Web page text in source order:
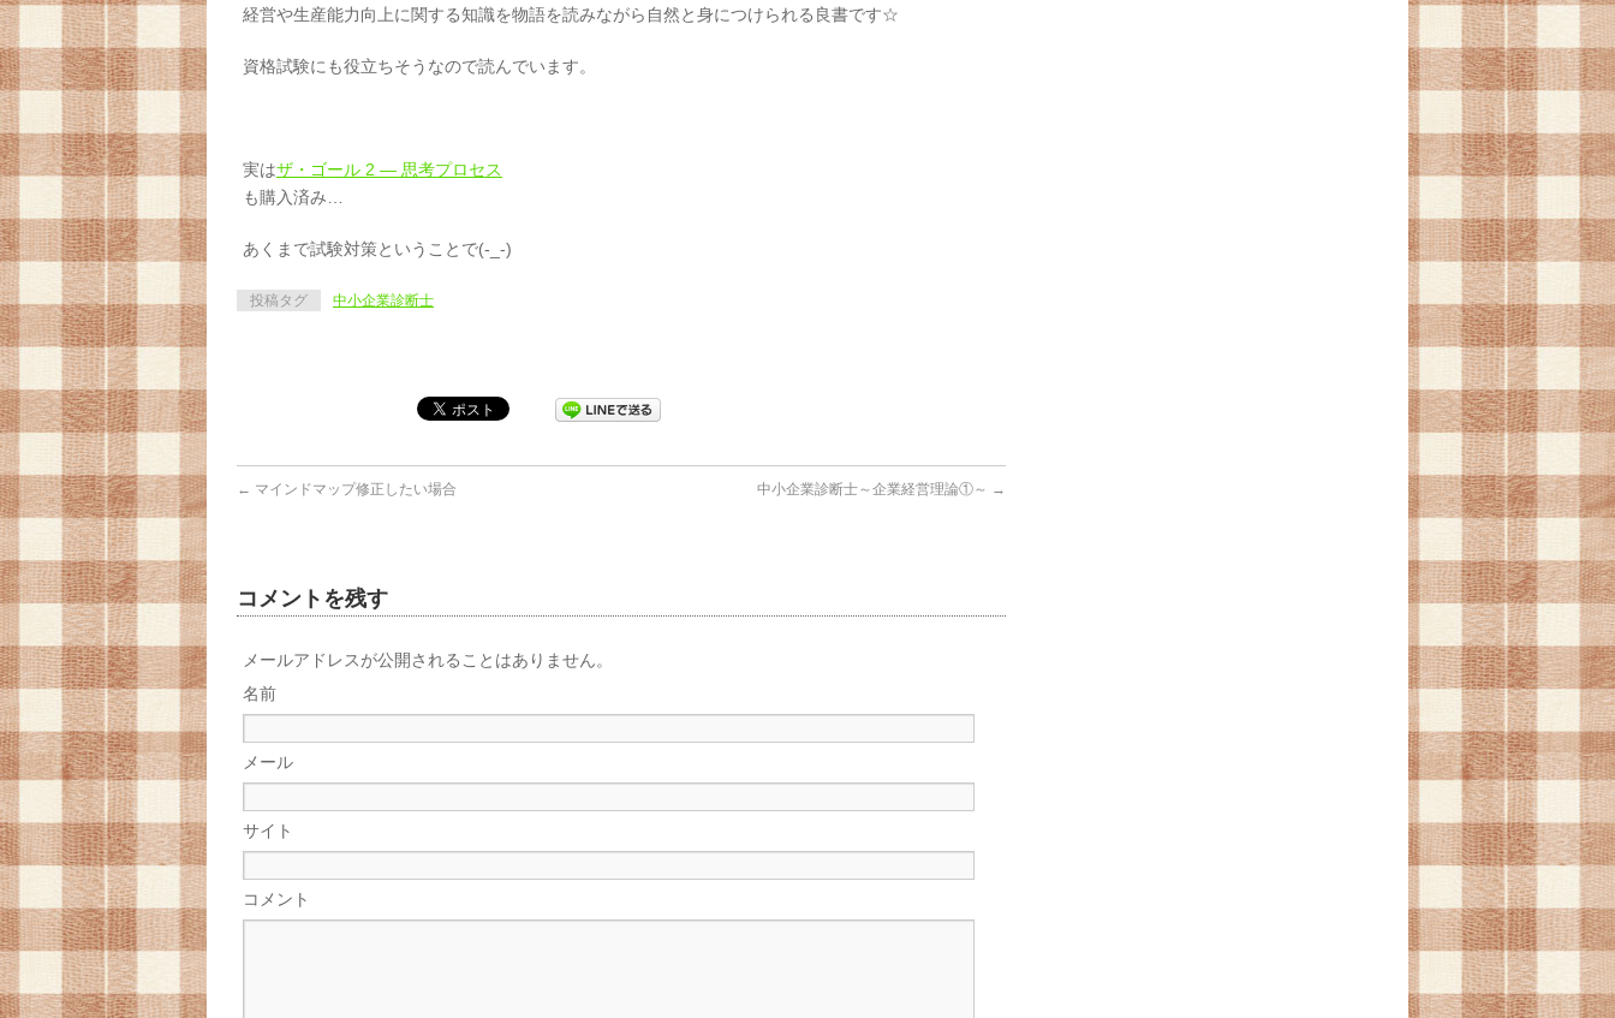
経営や生産能力向上に関する知識を物語を読みながら自然と身につけられる良書です☆
資格試験にも役立ちそうなので読んでいます。
実はザ・ゴール 2 ― 思考プロセス
も購入済み…
あくまで試験対策ということで(-_-)
投稿タグ 中小企業診断士
← マインドマップ修正したい場合 中小企業診断士～企業経営理論①～ →
コメントを残す
メールアドレスが公開されることはありません。
名前
メール
サイト
コメント